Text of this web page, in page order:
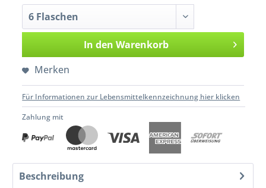
In den Warenkorb
Merken
Für Informationen zur Lebensmittelkennzeichnung hier klicken
Zahlung mit
Beschreibung